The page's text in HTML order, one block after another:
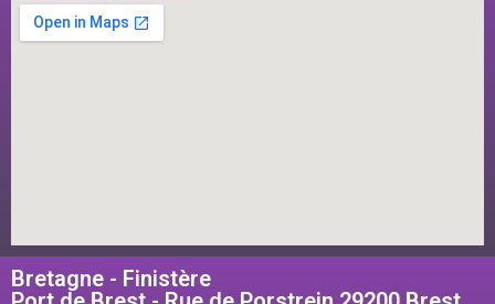
Bretagne - Finistère